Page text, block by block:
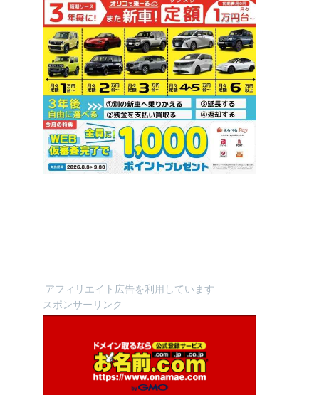
アフィリエイト広告を利用しています
スポンサーリンク